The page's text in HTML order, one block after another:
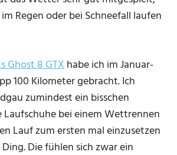
Regen oder bei Schneefall laufen
Ghost 8 GTXhabe ich im Januar-
100 Kilometer gebracht. Ich
zumindest ein bisschen
bei einem Wettrennen
Lauf zum ersten mal einzusetzen
Die fühlen sich zwar ein